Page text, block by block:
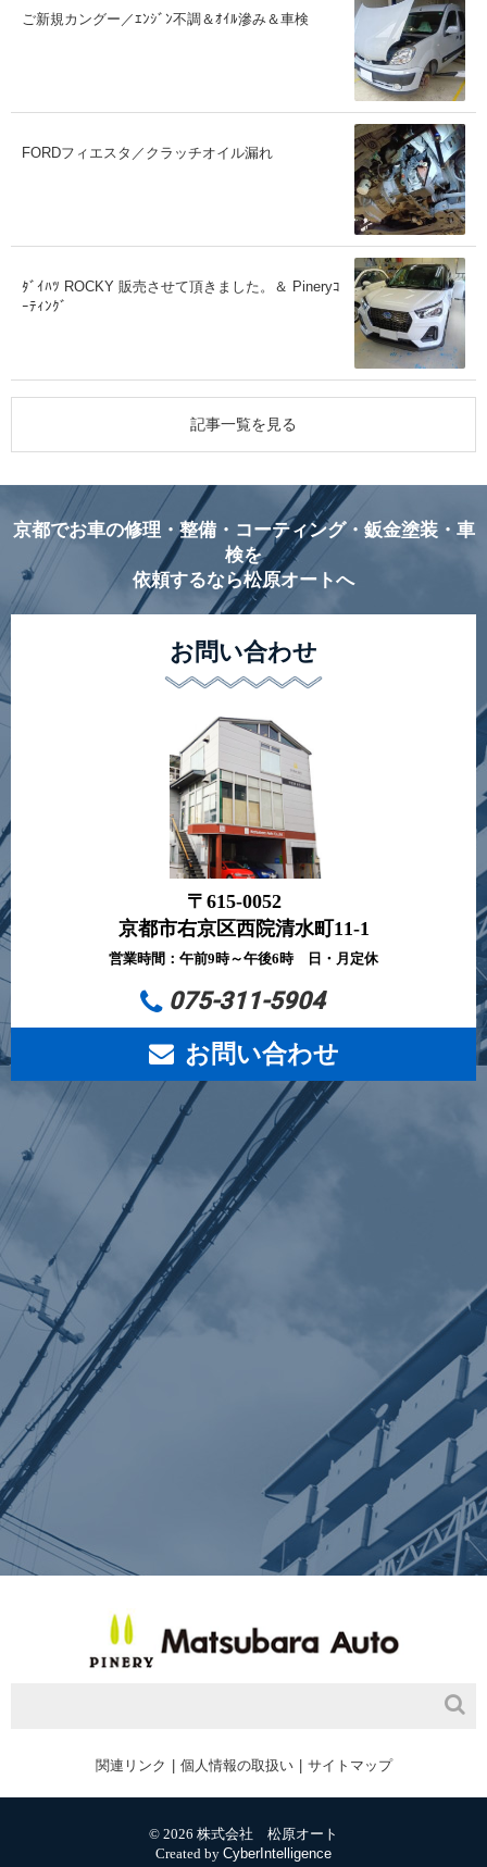
ご新規カングー／ｴﾝｼﾞﾝ不調＆ｵｲﾙ滲み＆車検
FORDフィエスタ／クラッチオイル漏れ
ﾀﾞｲﾊﾂ ROCKY 販売させて頂きました。＆ Pineryｺ
ｰﾃｨﾝｸﾞ
記事一覧を見る
京都でお車の修理・整備・コーティング・鈑金塗装・車
検を
依頼するなら松原オートへ
お問い合わせ
〒615-0052
京都市右京区西院清水町11-1
営業時間：午前9時～午後6時 日・月定休
075-311-5904
お問い合わせ
関連リンク 個人情報の取扱い サイトマップ
© 2026 株式会社 松原オート
Created by CyberIntelligence